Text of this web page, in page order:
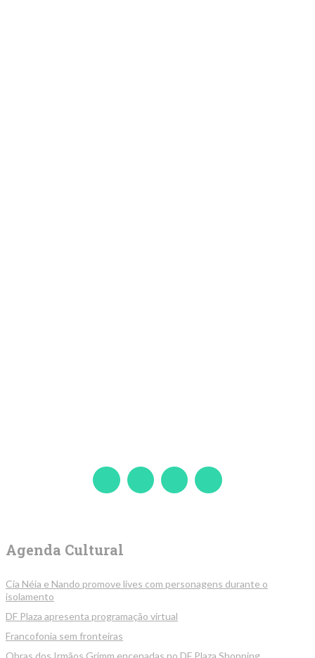
Agenda Cultural
Cia Néia e Nando promove lives com personagens durante o
isolamento
DF Plaza apresenta programação virtual
Francofonia sem fronteiras
Obras dos Irmãos Grimm encenadas no DF Plaza Shopping